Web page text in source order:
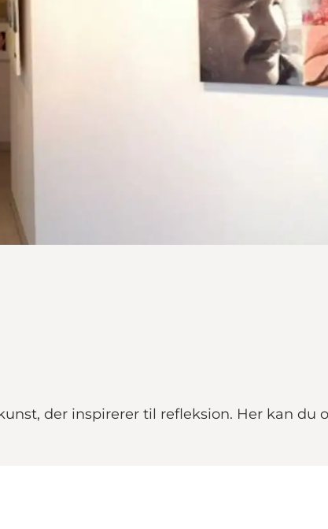
der inspirerer til refleksion. Her kan du